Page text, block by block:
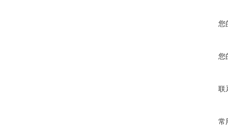
您
您
联
常